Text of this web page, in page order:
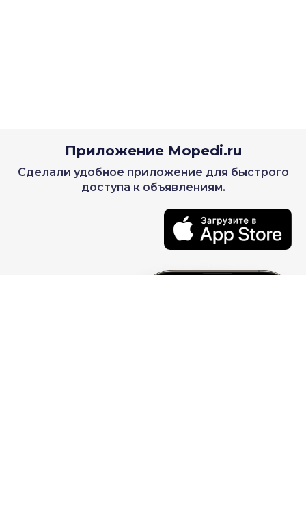
Приложение Mopedi.ru
Сделали удобное приложение для быстрого
доступа к объявлениям.